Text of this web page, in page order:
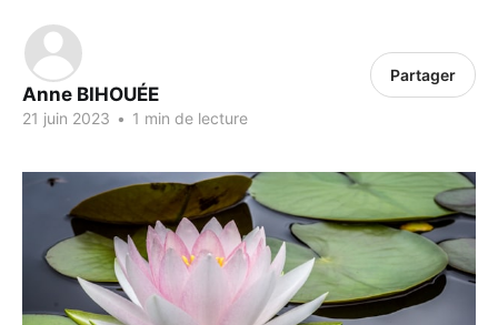
Anne BIHOUÉE
21 juin 2023 • 1 min de lecture
Partager